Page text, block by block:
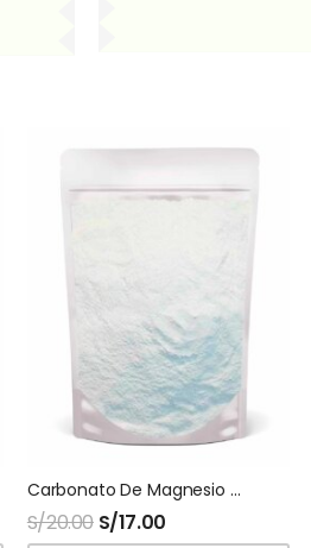
Carbonato De Magnesio Usp Polvo
S/20.00 S/17.00